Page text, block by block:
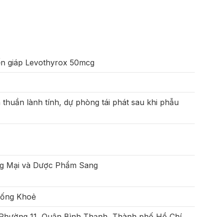
giáp Levothyrox 50mcg
lành tính, dự phòng tái phát sau khi phẫu
Mại và Dược Phẩm Sang
Khoẻ